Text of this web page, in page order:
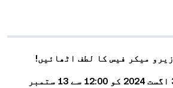
زیرو میکر فیس کا لطف اٹھائیں!
سرگرمی کی مدت: 30 اگست 2024 کو 12:00 سے 13 ستمبر